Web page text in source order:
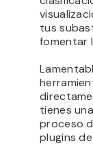
tus
fomentar
tienes
proceso
plugins